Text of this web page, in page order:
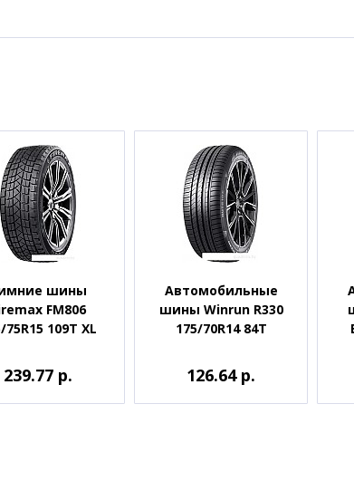
шины
FM806
75R15 109T XL
239.77 р.
Автомобильные
шины Winrun R330
175/70R14 84T
126.64 р.